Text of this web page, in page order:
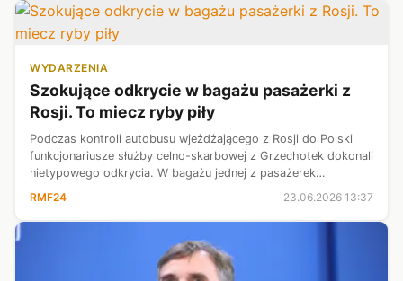
WYDARZENIA
Szokujące odkrycie w bagażu pasażerki z
Rosji. To miecz ryby piły
Podczas kontroli autobusu wjeżdżającego z Rosji do Polski
funkcjonariusze służby celno-skarbowej z Grzechotek dokonali
nietypowego odkrycia. W bagażu jednej z pasażerek
RMF24 23.06.2026 13:37